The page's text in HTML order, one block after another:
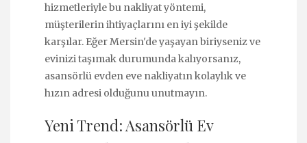
hizmetleriyle bu nakliyat yöntemi,
müşterilerin ihtiyaçlarını en iyi şekilde
karşılar. Eğer Mersin'de yaşayan biriyseniz ve
evinizi taşımak durumunda kalıyorsanız,
asansörlü evden eve nakliyatın kolaylık ve
hızın adresi olduğunu unutmayın.
Yeni Trend: Asansörlü Ev